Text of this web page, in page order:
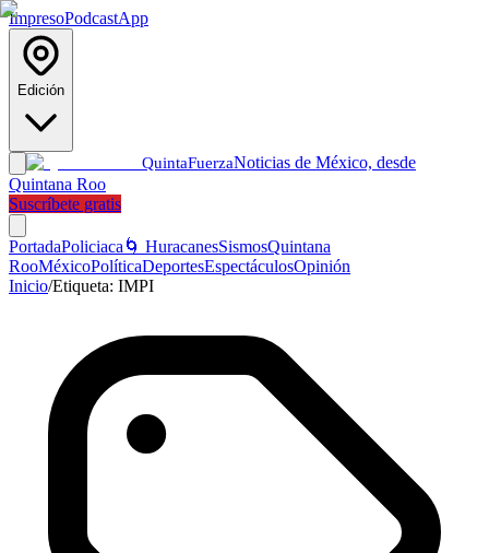
ImpresoPodcastApp
Edición
QuintaFuerzaNoticias de México, desde
Quintana Roo
Suscríbete gratis
PortadaPoliciaca 🌀 HuracanesSismosQuintana
RooMéxicoPolíticaDeportesEspectáculosOpinión
Inicio/Etiqueta: IMPI